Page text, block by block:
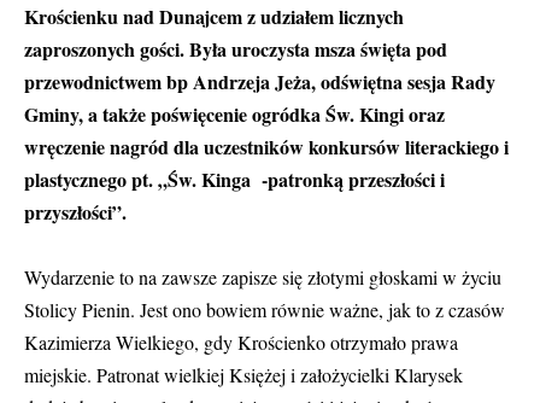
Krościenku nad Dunajcem z udziałem licznych
zaproszonych gości. Była uroczysta msza święta pod
przewodnictwem bp Andrzeja Jeża, odświętna sesja Rady
Gminy, a także poświęcenie ogródka Św. Kingi oraz
wręczenie nagród dla uczestników konkursów literackiego i
plastycznego pt. „Św. Kinga -patronką przeszłości i
przyszłości”.
Wydarzenie to na zawsze zapisze się złotymi głoskami w życiu
Stolicy Pienin. Jest ono bowiem równie ważne, jak to z czasów
Kazimierza Wielkiego, gdy Krościenko otrzymało prawa
miejskie. Patronat wielkiej Księżej i założycielki Klarysek